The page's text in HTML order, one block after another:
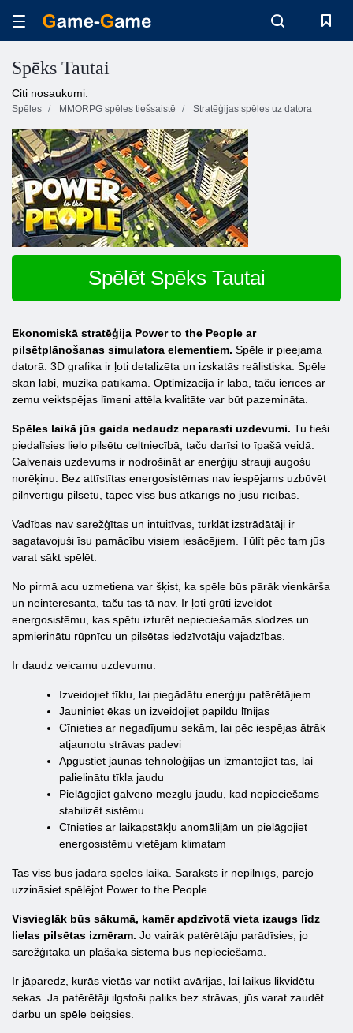
Spēks Tautai
Citi nosaukumi:
Spēles MMORPG spēles tiešsaistē Stratēģijas spēles uz datora
Spēlēt Spēks Tautai
Ekonomiskā stratēģija Power to the People ar
pilsētplānošanas simulatora elementiem. Spēle ir pieejama
datorā. 3D grafika ir ļoti detalizēta un izskatās reālistiska. Spēle
skan labi, mūzika patīkama. Optimizācija ir laba, taču ierīcēs ar
zemu veiktspējas līmeni attēla kvalitāte var būt pazemināta.
Spēles laikā jūs gaida nedaudz neparasti uzdevumi. Tu tieši
piedalīsies lielo pilsētu celtniecībā, taču darīsi to īpašā veidā.
Galvenais uzdevums ir nodrošināt ar enerģiju strauji augošu
norēķinu. Bez attīstītas energosistēmas nav iespējams uzbūvēt
pilnvērtīgu pilsētu, tāpēc viss būs atkarīgs no jūsu rīcības.
Vadības nav sarežģītas un intuitīvas, turklāt izstrādātāji ir
sagatavojuši īsu pamācību visiem iesācējiem. Tūlīt pēc tam jūs
varat sākt spēlēt.
No pirmā acu uzmetiena var šķist, ka spēle būs pārāk vienkārša
un neinteresanta, taču tas tā nav. Ir ļoti grūti izveidot
energosistēmu, kas spētu izturēt nepieciešamās slodzes un
apmierinātu rūpnīcu un pilsētas iedzīvotāju vajadzības.
Ir daudz veicamu uzdevumu:
Izveidojiet tīklu, lai piegādātu enerģiju patērētājiem
Jauniniet ēkas un izveidojiet papildu līnijas
Cīnieties ar negadījumu sekām, lai pēc iespējas ātrāk
atjaunotu strāvas padevi
Apgūstiet jaunas tehnoloģijas un izmantojiet tās, lai
palielinātu tīkla jaudu
Pielāgojiet galveno mezglu jaudu, kad nepieciešams
stabilizēt sistēmu
Cīnieties ar laikapstākļu anomālijām un pielāgojiet
energosistēmu vietējam klimatam
Tas viss būs jādara spēles laikā. Saraksts ir nepilnīgs, pārējo
uzzināsiet spēlējot Power to the People.
Visvieglāk būs sākumā, kamēr apdzīvotā vieta izaugs līdz
lielas pilsētas izmēram. Jo vairāk patērētāju parādīsies, jo
sarežģītāka un plašāka sistēma būs nepieciešama.
Ir jāparedz, kurās vietās var notikt avārijas, lai laikus likvidētu
sekas. Ja patērētāji ilgstoši paliks bez strāvas, jūs varat zaudēt
darbu un spēle beigsies.